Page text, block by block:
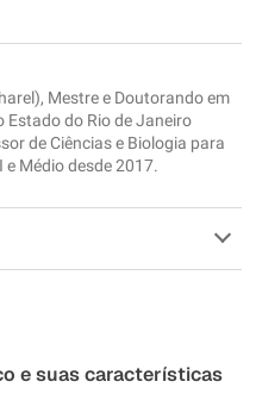
Mestre e Doutorando em
Estado do Rio de Janeiro
de Ciências e Biologia para
Médio desde 2017.
e suas características